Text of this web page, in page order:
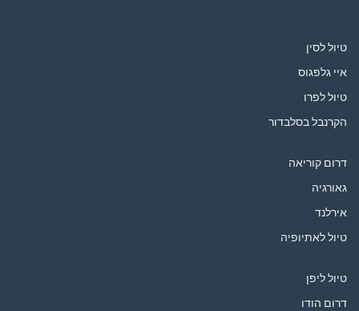
טיול לסין
איי גלפגוס
טיול לפרו
הקרנבל בסלבדור
דרום קוריאה
גאורגיה
אירלנד
טיול לאתיופיה
טיול ליפן
דרום הודו